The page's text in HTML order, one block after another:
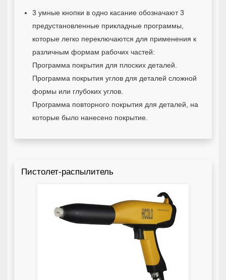
3 умные кнопки в одно касание обозначают 3
предустановленные прикладные программы,
которые легко переключаются для применения к
различным формам рабочих частей:
Программа покрытия для плоских деталей.
Программа покрытия углов для деталей сложной
формы или глубоких углов.
Программа повторного покрытия для деталей, на
которые было нанесено покрытие.
Пистолет-распылитель